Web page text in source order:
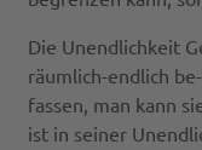
Die Unendlichkeit
räumlich-endlich
fassen, man kann
ist in seiner